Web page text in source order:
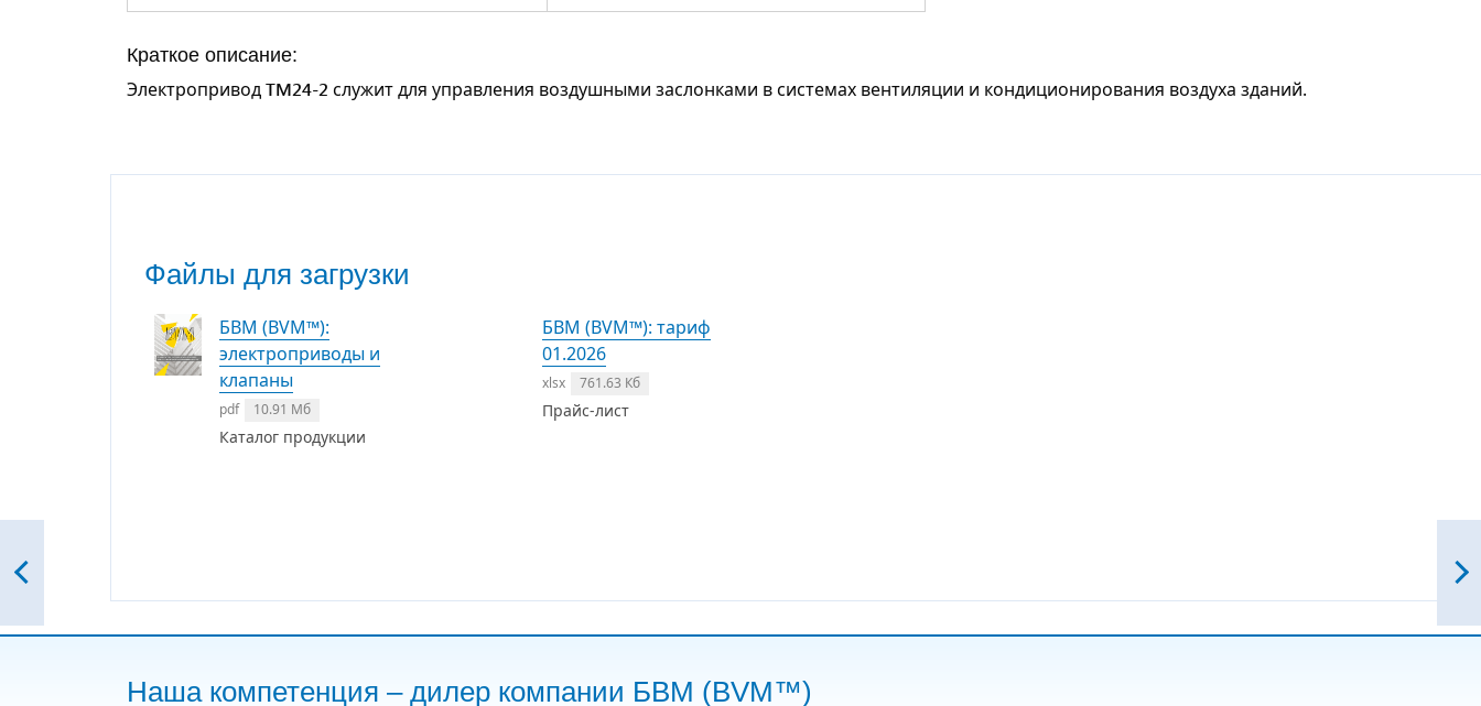
Краткое описание:
ЭлектроприводTM24-2 служит для управления воздушными заслонками в системах вентиляции и кондиционирования воздуха зданий.
Файлы для загрузки
БВМ (BVM™):
электроприводы и
клапаны
pdf 10.91 Мб
Каталог продукции
БВМ (BVM™): тариф
01.2026
xlsx 761.63 Кб
Прайс-лист
Наша компетенция – дилер компании БВМ (BVM™)